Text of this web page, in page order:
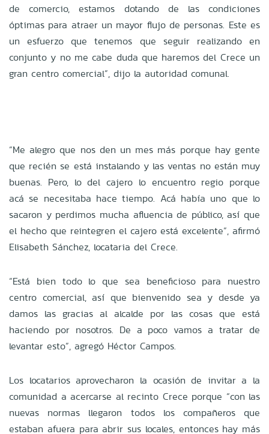
de comercio, estamos dotando de las condiciones
óptimas para atraer un mayor flujo de personas. Este es
un esfuerzo que tenemos que seguir realizando en
conjunto y no me cabe duda que haremos del Crece un
gran centro comercial”, dijo la autoridad comunal.
“Me alegro que nos den un mes más porque hay gente
que recién se está instalando y las ventas no están muy
buenas. Pero, lo del cajero lo encuentro regio porque
acá se necesitaba hace tiempo. Acá había uno que lo
sacaron y perdimos mucha afluencia de público, así que
el hecho que reintegren el cajero está excelente”, afirmó
Elisabeth Sánchez, locataria del Crece.
“Está bien todo lo que sea beneficioso para nuestro
centro comercial, así que bienvenido sea y desde ya
damos las gracias al alcalde por las cosas que está
haciendo por nosotros. De a poco vamos a tratar de
levantar esto”, agregó Héctor Campos.
Los locatarios aprovecharon la ocasión de invitar a la
comunidad a acercarse al recinto Crece porque “con las
nuevas normas llegaron todos los compañeros que
estaban afuera para abrir sus locales, entonces hay más